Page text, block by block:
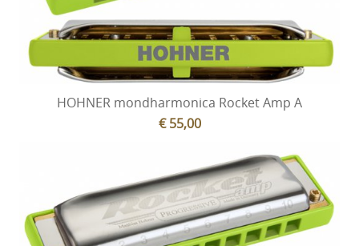
HOHNER mondharmonica Rocket Amp A
€ 55,00